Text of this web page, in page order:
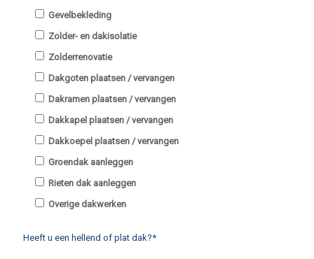
Gevelbekleding
Zolder- en dakisolatie
Zolderrenovatie
Dakgoten plaatsen / vervangen
Dakramen plaatsen / vervangen
Dakkapel plaatsen / vervangen
Dakkoepel plaatsen / vervangen
Groendak aanleggen
Rieten dak aanleggen
Overige dakwerken
Heeft u een hellend of plat dak?*